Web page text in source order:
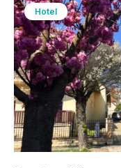
Hotel